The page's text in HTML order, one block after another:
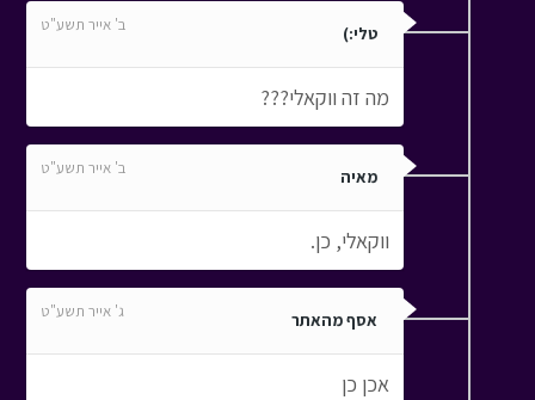
טלי:) ב' אייר תשע"ט
מה זה ווקאלי???
מאיה ב' אייר תשע"ט
ווקאלי, כן.
אסף מהאתר ג' אייר תשע"ט
אכן כן